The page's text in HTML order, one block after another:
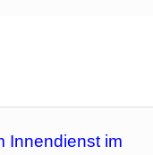
Innendienst im